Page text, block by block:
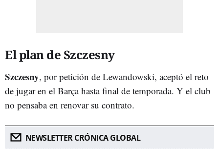
El plan de Szczesny
Szczesny, por petición de Lewandowski, aceptó el reto
de jugar en el Barça hasta final de temporada. Y el club
no pensaba en renovar su contrato.
NEWSLETTER CRÓNICA GLOBAL